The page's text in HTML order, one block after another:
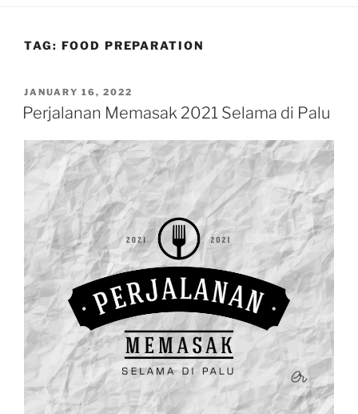
TAG: FOOD PREPARATION
POSTED
ON
JANUARY 16, 2022
Perjalanan Memasak 2021 Selama di Palu